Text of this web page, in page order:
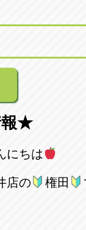
報★
にちは
店の 権田